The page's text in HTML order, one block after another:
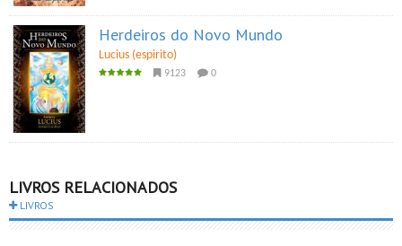
Herdeiros do Novo Mundo
Lucius (espirito)
9123 0
LIVROS RELACIONADOS
LIVROS